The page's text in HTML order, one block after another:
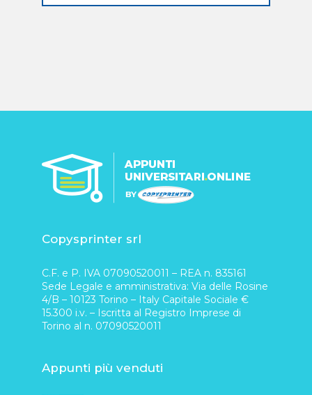
Copysprinter srl
C.F. e P. IVA 07090520011 – REA n. 835161
Sede Legale e amministrativa: Via delle Rosine
4/B – 10123 Torino – Italy Capitale Sociale €
15.300 i.v. – Iscritta al Registro Imprese di
Torino al n. 07090520011
Appunti più venduti